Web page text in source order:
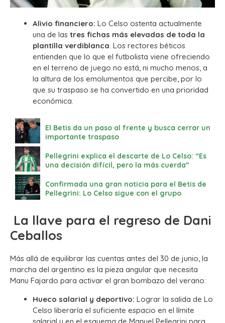
Alivio financiero: Lo Celso ostenta actualmente
una de las tres fichas más elevadas de toda la
plantilla verdiblanca. Los rectores béticos
entienden que lo que el futbolista viene ofreciendo
en el terreno de juego no está, ni mucho menos, a
la altura de los emolumentos que percibe, por lo
que su traspaso se ha convertido en una prioridad
económica.
El Betis da un paso al frente y busca cerrar un
importante traspaso
Pellegrini explica el descarte de Lo Celso: “Es
una decisión difícil, pero la más cuerda”
Confirmada una gran noticia para el Betis de
Pellegrini: Lo Celso sigue con el grupo
La llave para el regreso de Dani
Ceballos
Más allá de equilibrar las cuentas antes del 30 de junio, la
marcha del argentino es la pieza angular que necesita
Manu Fajardo para activar el gran bombazo del verano:
Hueco salarial y deportivo: Lograr la salida de Lo
Celso liberaría el suficiente espacio en el límite